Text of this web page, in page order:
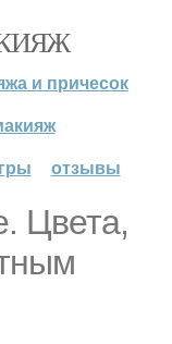
и причесок
отзывы
Цвета,